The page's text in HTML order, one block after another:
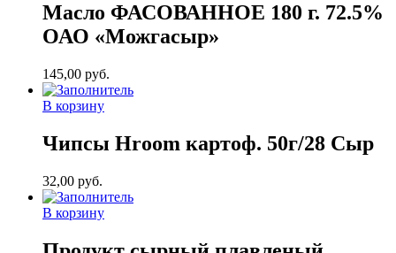
Масло ФАСОВАННОЕ 180 г. 72.5%
ОАО «Можгасыр»
145,00 руб.
В корзину
Чипсы Hroom картоф. 50г/28 Сыр
32,00 руб.
В корзину